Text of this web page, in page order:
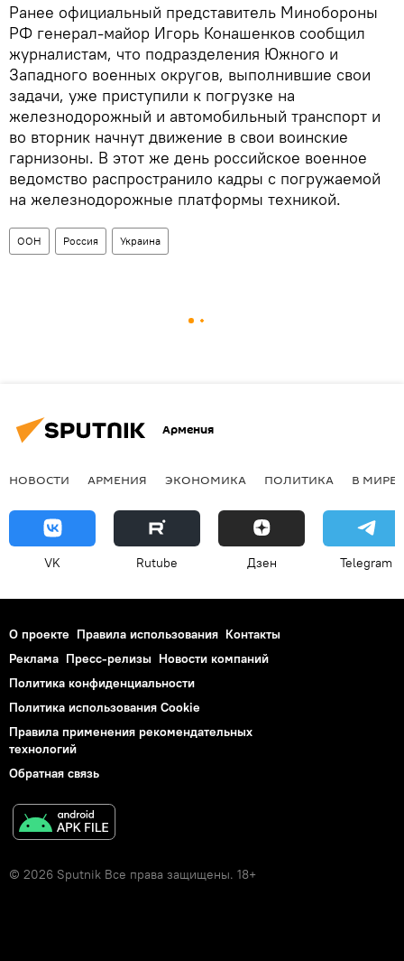
Ранее официальный представитель Минобороны
РФ генерал-майор Игорь Конашенков сообщил
журналистам, что подразделения Южного и
Западного военных округов, выполнившие свои
задачи, уже приступили к погрузке на
железнодорожный и автомобильный транспорт и
во вторник начнут движение в свои воинские
гарнизоны. В этот же день российское военное
ведомство распространило кадры с погружаемой
на железнодорожные платформы техникой.
ООН Россия Украина
Армения
НОВОСТИ АРМЕНИЯ ЭКОНОМИКА ПОЛИТИКА В МИРЕ
VK Rutube Дзен Telegram
О проекте Правила использования Контакты
Реклама Пресс-релизы Новости компаний
Политика конфиденциальности
Политика использования Cookie
Правила применения рекомендательных
технологий
Обратная связь
© 2026 Sputnik Все права защищены. 18+